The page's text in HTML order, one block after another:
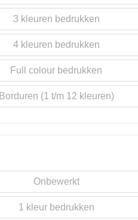
3
4
Borduren
Full colour
Onbewerkt
1